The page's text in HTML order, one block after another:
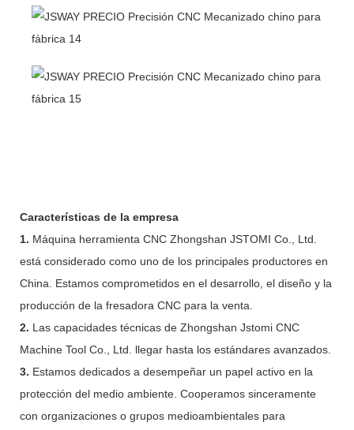
Características de la empresa
1. Máquina herramienta CNC Zhongshan JSTOMI Co., Ltd.
está considerado como uno de los principales productores en
China. Estamos comprometidos en el desarrollo, el diseño y la
producción de la fresadora CNC para la venta.
2. Las capacidades técnicas de Zhongshan Jstomi CNC
Machine Tool Co., Ltd. llegar hasta los estándares avanzados.
3. Estamos dedicados a desempeñar un papel activo en la
protección del medio ambiente. Cooperamos sinceramente
con organizaciones o grupos medioambientales para